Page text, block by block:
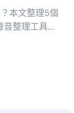
本文整理5個
音整理工具